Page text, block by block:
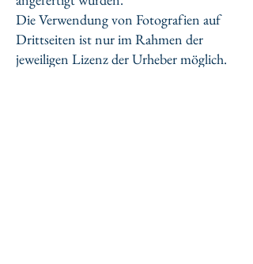
Die Verwendung von Fotografien auf
Drittseiten ist nur im Rahmen der
jeweiligen Lizenz der Urheber möglich.